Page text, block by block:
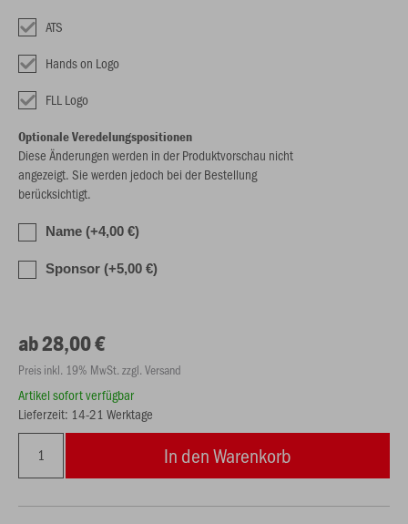
ATS
Hands on Logo
FLL Logo
Optionale Veredelungspositionen
Diese Änderungen werden in der Produktvorschau nicht
angezeigt. Sie werden jedoch bei der Bestellung
berücksichtigt.
Name (+4,00 €)
Sponsor (+5,00 €)
ab 28,00 €
Preis inkl. 19% MwSt. zzgl. Versand
Artikel sofort verfügbar
Lieferzeit: 14-21 Werktage
In den Warenkorb